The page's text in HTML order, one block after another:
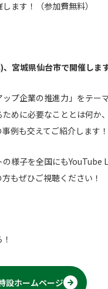
ます！（参加費無料）
宮城県仙台市で開催しま
ップ企業の推進力」をテー
ために必要なこととは何か
例も交えてご紹介します！
様子を全国にもYouTube
もぜひご視聴ください！
設ホームページ